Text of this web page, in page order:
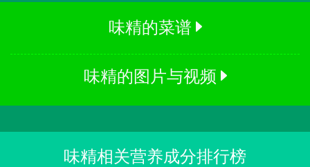
味精的菜谱
味精的图片与视频
味精相关营养成分排行榜